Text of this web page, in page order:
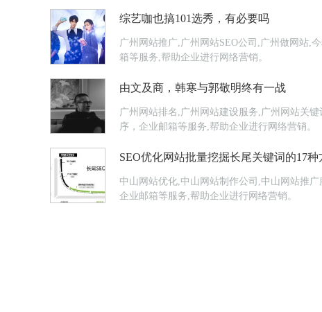
综艺咖也搞101选秀，有必要吗
广州网站推广,广州网站SEO公司,广州做网站,
箱等服务,帮助企业进行网络营销。
由文及商，韩寒与郭敬明终有一战
广州网站排名,广州网站建设服务,广州网站关
序，企业邮箱等服务,帮助企业进行网络营销。
SEO优化网站批量挖掘长尾关键词的17种
中山网站优化,中山网站制作公司,中山网站推
企业邮箱等服务,帮助企业进行网络营销。